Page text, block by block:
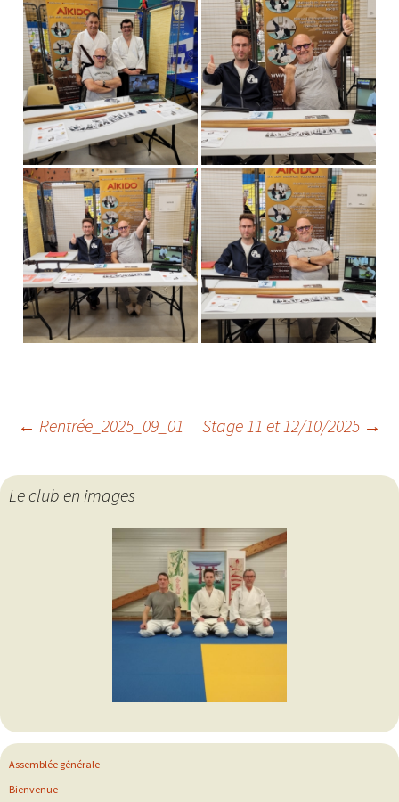
Navigation
des
articles
← Rentrée_2025_09_01 Stage 11 et 12/10/2025 →
Le club en images
Assemblée générale
Bienvenue